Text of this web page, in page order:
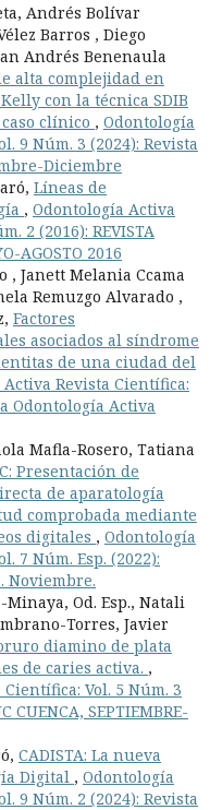
Andrés Bolívar
Barros , Diego
Andrés Benenaula
alta complejidad en
con la técnica SDIB
clínico , Odontología
9 Núm. 3 (2024): Revista
Diciembre
Líneas de
, Odontología Activa
2 (2016): REVISTA
AGOSTO 2016
, Janett Melania Ccama
Remuzgo Alvarado ,
Factores
asociados al síndrome
de una ciudad del
Revista Científica:
Odontología Activa
Mafla-Rosero, Tatiana
Presentación de
de aparatología
comprobada mediante
digitales , Odontología
7 Núm. Esp. (2022):
Noviembre.
Od. Esp., Natali
Torres, Javier
diamino de plata
de caries activa. ,
Vol. 5 Núm. 3
CUENCA, SEPTIEMBRE-
CADISTA: La nueva
Digital , Odontología
9 Núm. 2 (2024): Revista